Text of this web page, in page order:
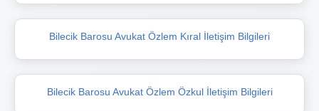
Bilecik Barosu Avukat Özlem Kıral İletişim Bilgileri
Bilecik Barosu Avukat Özlem Özkul İletişim Bilgileri